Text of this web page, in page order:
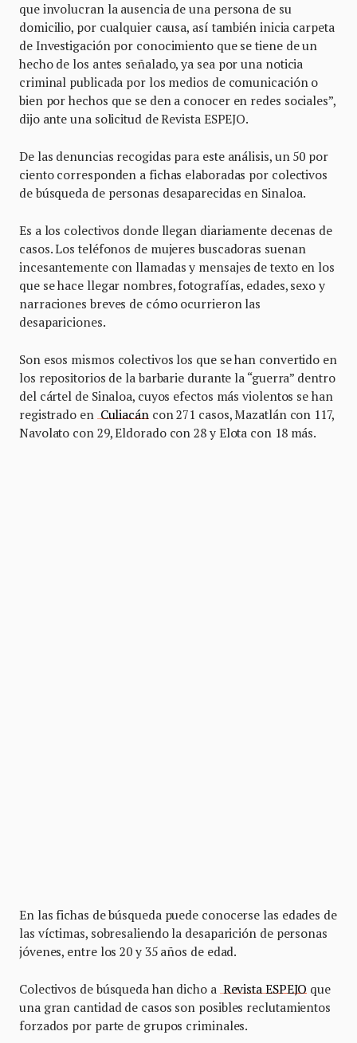
que involucran la ausencia de una persona de su
domicilio, por cualquier causa, así también inicia carpeta
de Investigación por conocimiento que se tiene de un
hecho de los antes señalado, ya sea por una noticia
criminal publicada por los medios de comunicación o
bien por hechos que se den a conocer en redes sociales”,
dijo ante una solicitud de Revista ESPEJO.
De las denuncias recogidas para este análisis, un 50 por
ciento corresponden a fichas elaboradas por colectivos
de búsqueda de personas desaparecidas en Sinaloa.
Es a los colectivos donde llegan diariamente decenas de
casos. Los teléfonos de mujeres buscadoras suenan
incesantemente con llamadas y mensajes de texto en los
que se hace llegar nombres, fotografías, edades, sexo y
narraciones breves de cómo ocurrieron las
desapariciones.
Son esos mismos colectivos los que se han convertido en
los repositorios de la barbarie durante la “guerra” dentro
del cártel de Sinaloa, cuyos efectos más violentos se han
registrado en Culiacán con 271 casos, Mazatlán con 117,
Navolato con 29, Eldorado con 28 y Elota con 18 más.
En las fichas de búsqueda puede conocerse las edades de
las víctimas, sobresaliendo la desaparición de personas
jóvenes, entre los 20 y 35 años de edad.
Colectivos de búsqueda han dicho a Revista ESPEJO que
una gran cantidad de casos son posibles reclutamientos
forzados por parte de grupos criminales.